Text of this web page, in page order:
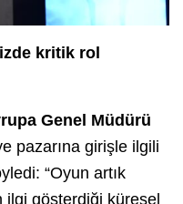
kritik rol
Genel Müdürü
pazarına girişle ilgili
“Oyun artık
ilgi gösterdiği küresel